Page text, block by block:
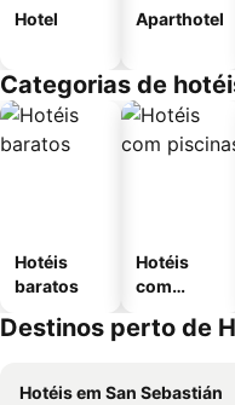
Hotel Aparthotel
Categorias de
Hotéis
baratos
Hotéis
com
Destinos perto de
Hotéis em San Sebastián